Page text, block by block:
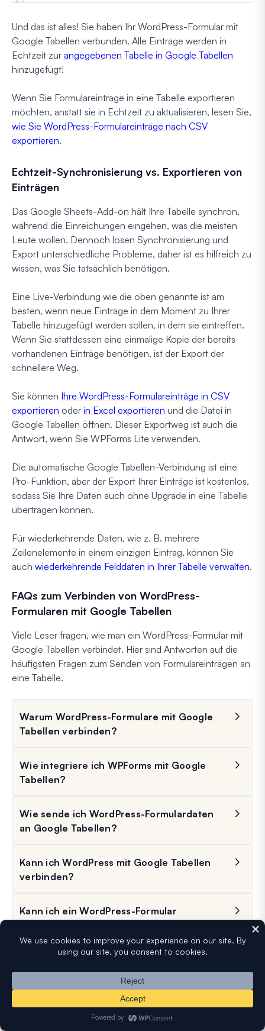
Und das ist alles! Sie haben Ihr WordPress-Formular mit
Google Tabellen verbunden. Alle Einträge werden in
Echtzeit zur angegebenen Tabelle in Google Tabellen
hinzugefügt!
Wenn Sie Formulareinträge in eine Tabelle exportieren
möchten, anstatt sie in Echtzeit zu aktualisieren, lesen Sie,
wie Sie WordPress-Formulareinträge nach CSV
exportieren.
Echtzeit-Synchronisierung vs. Exportieren von
Einträgen
Das Google Sheets-Add-on hält Ihre Tabelle synchron,
während die Einreichungen eingehen, was die meisten
Leute wollen. Dennoch lösen Synchronisierung und
Export unterschiedliche Probleme, daher ist es hilfreich zu
wissen, was Sie tatsächlich benötigen.
Eine Live-Verbindung wie die oben genannte ist am
besten, wenn neue Einträge in dem Moment zu Ihrer
Tabelle hinzugefügt werden sollen, in dem sie eintreffen.
Wenn Sie stattdessen eine einmalige Kopie der bereits
vorhandenen Einträge benötigen, ist der Export der
schnellere Weg.
Sie können Ihre WordPress-Formulareinträge in CSV
exportieren oder in Excel exportieren und die Datei in
Google Tabellen öffnen. Dieser Exportweg ist auch die
Antwort, wenn Sie WPForms Lite verwenden.
Die automatische Google Tabellen-Verbindung ist eine
Pro-Funktion, aber der Export Ihrer Einträge ist kostenlos,
sodass Sie Ihre Daten auch ohne Upgrade in eine Tabelle
übertragen können.
Für wiederkehrende Daten, wie z. B. mehrere
Zeilenelemente in einem einzigen Eintrag, können Sie
auch wiederkehrende Felddaten in Ihrer Tabelle verwalten.
FAQs zum Verbinden von WordPress-
Formularen mit Google Tabellen
Viele Leser fragen, wie man ein WordPress-Formular mit
Google Tabellen verbindet. Hier sind Antworten auf die
häufigsten Fragen zum Senden von Formulareinträgen an
eine Tabelle.
Warum WordPress-Formulare mit Google
Tabellen verbinden?
Wie integriere ich WPForms mit Google
Tabellen?
Wie sende ich WordPress-Formulardaten
an Google Tabellen?
Kann ich WordPress mit Google Tabellen
verbinden?
Kann ich ein WordPress-Formular
Was ist der beste Weg, um WordPress-
Formulardaten automatisch an Google
Tabellen zu senden?